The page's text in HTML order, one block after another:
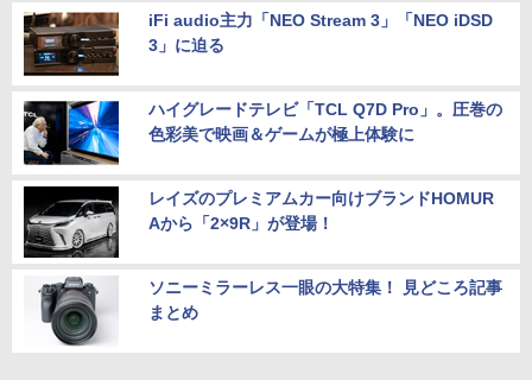
iFi audio主力「NEO Stream 3」「NEO iDSD
3」に迫る
ハイグレードテレビ「TCL Q7D Pro」。圧巻の
色彩美で映画＆ゲームが極上体験に
レイズのプレミアムカー向けブランドHOMUR
Aから「2×9R」が登場！
ソニーミラーレス一眼の大特集！ 見どころ記事
まとめ